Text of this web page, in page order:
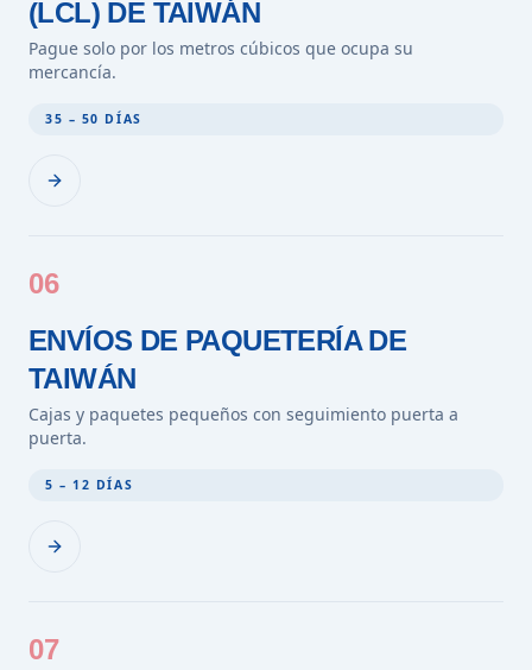
(LCL) DE TAIWÁN
Pague solo por los metros cúbicos que ocupa su
mercancía.
35 – 50 DÍAS
06
ENVÍOS DE PAQUETERÍA DE
TAIWÁN
Cajas y paquetes pequeños con seguimiento puerta a
puerta.
5 – 12 DÍAS
07